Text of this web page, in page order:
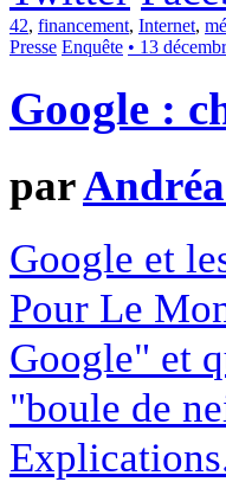
42, financement, Internet,
Presse Enquête • 13
Google :
par
Google et
Pour Le
Google" et
"boule de